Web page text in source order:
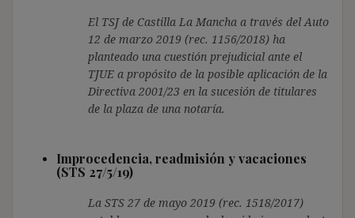
El TSJ de Castilla La Mancha a través del Auto
12 de marzo 2019 (rec. 1156/2018) ha
planteado una cuestión prejudicial ante el
TJUE a propósito de la posible aplicación de la
Directiva 2001/23 en la sucesión de titulares
de la plaza de una notaría.
Improcedencia, readmisión y vacaciones
(STS 27/5/19)
La STS 27 de mayo 2019 (rec. 1518/2017)